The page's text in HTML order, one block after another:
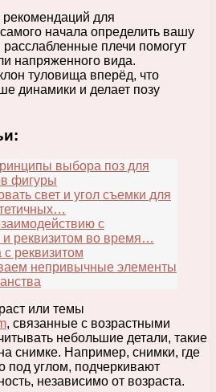
для
начала определить вашу
плечи помогут
напряженного вида.
туловища вперёд, что
динамики и делает позу
выбора поз для
фигуры
свет и угол съемки для
с
реквизитом во время…
с реквизитом
непривычные элементы
или темы
, связанные с возрастными
небольшие детали, такие
снимке. Например, снимки, где
под углом, подчеркивают
независимо от возраста.